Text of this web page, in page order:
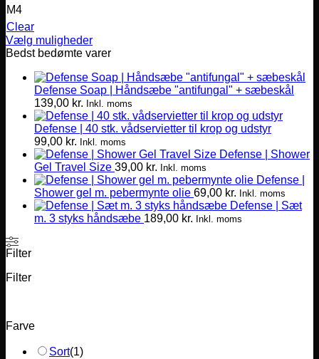
M4
Clear
Vælg muligheder
Dette
varianter.
Mulighederne
vælges
varesiden
Bedst bedømte varer
Defense Soap | Håndsæbe "antifungal" + sæbeskål
139,00 kr. Inkl. moms
Defense | 40 stk. vådservietter til krop og udstyr
99,00 kr. Inkl. moms
Defense | Shower
Gel Travel Size 39,00 kr. Inkl. moms
Defense |
Shower gel m. pebermynte olie 69,00 kr. Inkl. moms
Defense | Sæt
m. 3 styks håndsæbe 189,00 kr. Inkl. moms
Filter
Filter
Farve
Sort(1)